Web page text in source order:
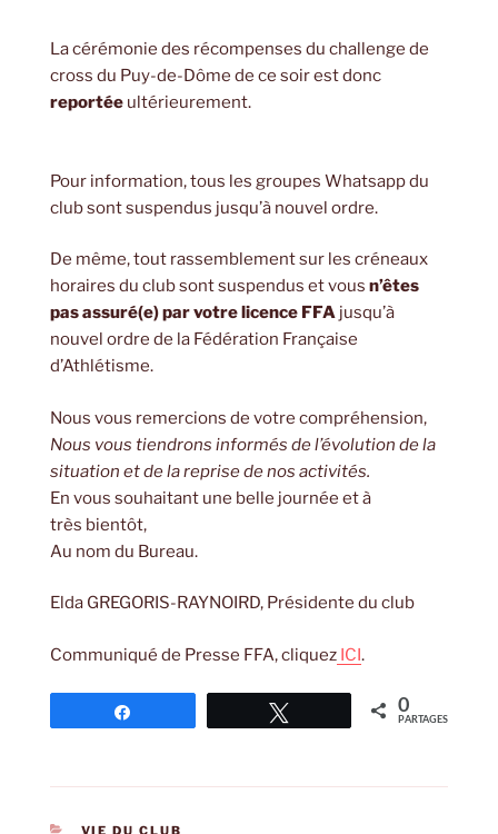
La cérémonie des récompenses du challenge de
cross du Puy-de-Dôme de ce soir est donc
reportée ultérieurement.
Pour information, tous les groupes Whatsapp du
club sont suspendus jusqu’à nouvel ordre.
De même, tout rassemblement sur les créneaux
horaires du club sont suspendus et vous n’êtes
pas assuré(e) par votre licence FFA jusqu’à
nouvel ordre de la Fédération Française
d’Athlétisme.
Nous vous remercions de votre compréhension,
Nous vous tiendrons informés de l’évolution de la
situation et de la reprise de nos activités.
En vous souhaitant une belle journée et à
très bientôt,
Au nom du Bureau.
Elda GREGORIS-RAYNOIRD, Présidente du club
Communiqué de Presse FFA, cliquez ICI.
0
PARTAGES
CATÉGORIES
VIE DU CLUB